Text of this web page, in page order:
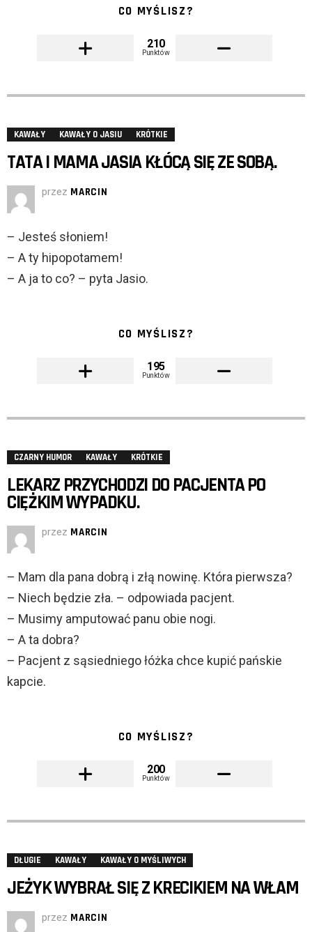
CO MYŚLISZ?
210
Punktów
KAWAŁY KAWAŁY O JASIU KRÓTKIE
TATA I MAMA JASIA KŁÓCĄ SIĘ ZE SOBĄ.
przez MARCIN
– Jesteś słoniem!
– A ty hipopotamem!
– A ja to co? – pyta Jasio.
CO MYŚLISZ?
195
Punktów
CZARNY HUMOR KAWAŁY KRÓTKIE
LEKARZ PRZYCHODZI DO PACJENTA PO
CIĘŻKIM WYPADKU.
przez MARCIN
– Mam dla pana dobrą i złą nowinę. Która pierwsza?
– Niech będzie zła. – odpowiada pacjent.
– Musimy amputować panu obie nogi.
– A ta dobra?
– Pacjent z sąsiedniego łóżka chce kupić pańskie
kapcie.
CO MYŚLISZ?
200
Punktów
DŁUGIE KAWAŁY KAWAŁY O MYŚLIWYCH
JEŻYK WYBRAŁ SIĘ Z KRECIKIEM NA WŁAM
przez MARCIN